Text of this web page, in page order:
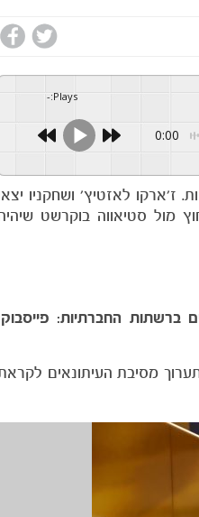
Plays
:
-
0:00
ז'ארקו לאזטיץ' ושחקניו
מול סטיאווה בוקרשט
ברשתות החברתיות:
מסיבת העיתונאים